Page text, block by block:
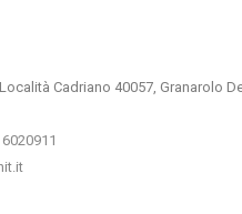
Cadriano 40057, Granarolo